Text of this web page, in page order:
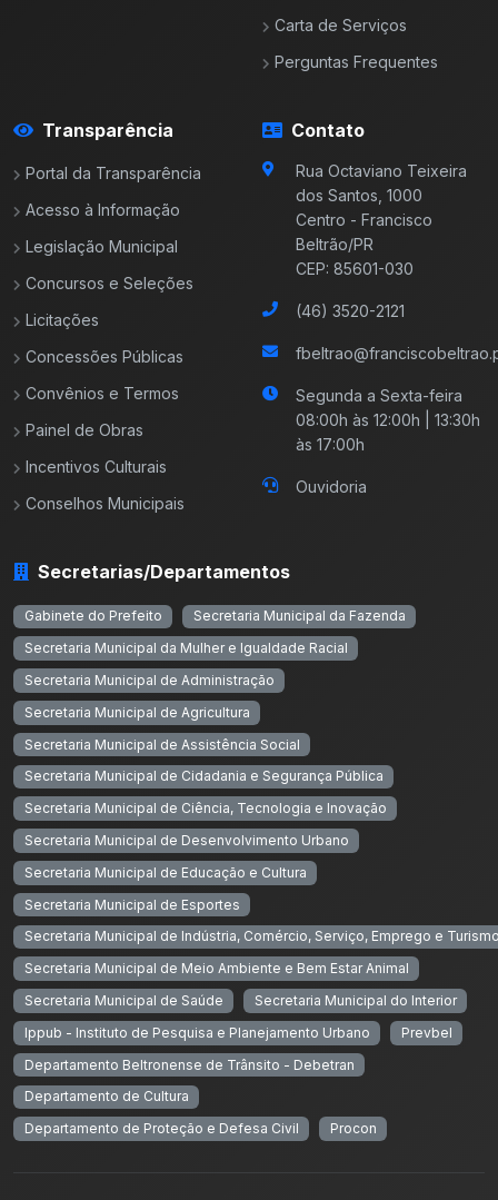
Carta de Serviços
Perguntas Frequentes
Transparência
Portal da Transparência
Acesso à Informação
Legislação Municipal
Concursos e Seleções
Licitações
Concessões Públicas
Convênios e Termos
Painel de Obras
Incentivos Culturais
Conselhos Municipais
Contato
Rua Octaviano Teixeira
dos Santos, 1000
Centro - Francisco
Beltrão/PR
CEP: 85601-030
(46) 3520-2121
Segunda a Sexta-feira
08:00h às 12:00h | 13:30h
às 17:00h
Ouvidoria
Secretarias/Departamentos
Gabinete do Prefeito
Secretaria Municipal da Fazenda
Secretaria Municipal da Mulher e Igualdade Racial
Secretaria Municipal de Administração
Secretaria Municipal de Agricultura
Secretaria Municipal de Assistência Social
Secretaria Municipal de Cidadania e Segurança Pública
Secretaria Municipal de Ciência, Tecnologia e Inovação
Secretaria Municipal de Desenvolvimento Urbano
Secretaria Municipal de Educação e Cultura
Secretaria Municipal de Esportes
Secretaria Municipal de Indústria, Comércio, Serviço, Emprego e
Secretaria Municipal de Meio Ambiente e Bem Estar Animal
Secretaria Municipal de Saúde
Secretaria Municipal do Interior
Ippub - Instituto de Pesquisa e Planejamento Urbano
Prevbel
Departamento Beltronense de Trânsito - Debetran
Departamento de Cultura
Departamento de Proteção e Defesa Civil
Procon